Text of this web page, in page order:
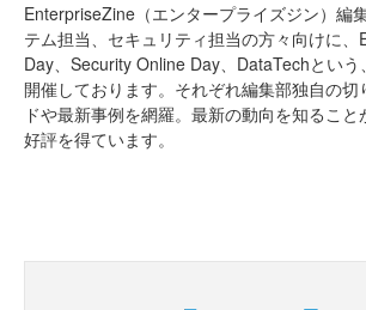
EnterpriseZine（エンタープライズジン）編
テム担当、セキュリティ担当の方々向けに
Day、Security Online Day、DataTechとい
開催しております。それぞれ編集部独自の切
ドや最新事例を網羅。最新の動向を知ること
好評を得ています。